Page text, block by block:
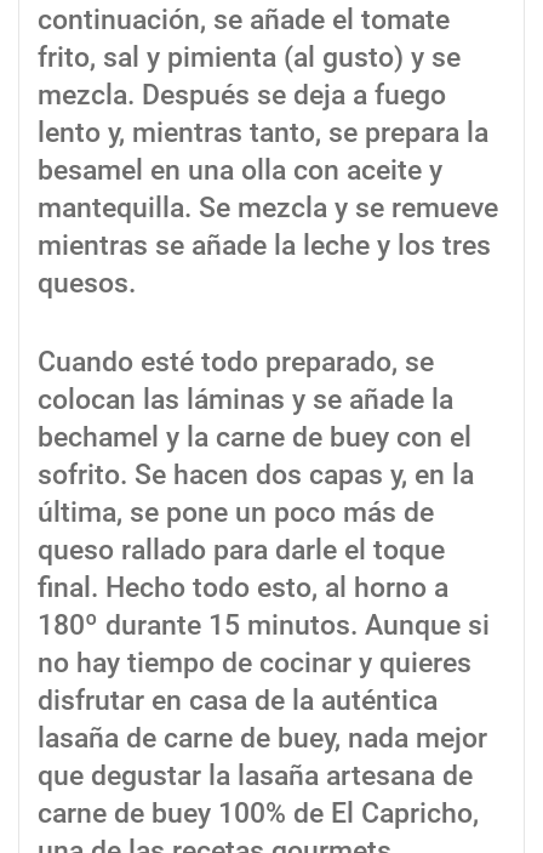
continuación, se añade el tomate
frito, sal y pimienta (al gusto) y se
mezcla. Después se deja a fuego
lento y, mientras tanto, se prepara la
besamel en una olla con aceite y
mantequilla. Se mezcla y se remueve
mientras se añade la leche y los tres
quesos.
Cuando esté todo preparado, se
colocan las láminas y se añade la
bechamel y la carne de buey con el
sofrito. Se hacen dos capas y, en la
última, se pone un poco más de
queso rallado para darle el toque
final. Hecho todo esto, al horno a
180º durante 15 minutos. Aunque si
no hay tiempo de cocinar y quieres
disfrutar en casa de la auténtica
lasaña de carne de buey, nada mejor
que degustar la lasaña artesana de
carne de buey 100% de El Capricho,